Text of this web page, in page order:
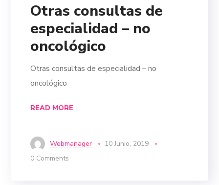
Otras consultas de
especialidad – no
oncológico
Otras consultas de especialidad – no
oncológico
READ MORE
Webmanager
10 Junio, 2019
0 Comments